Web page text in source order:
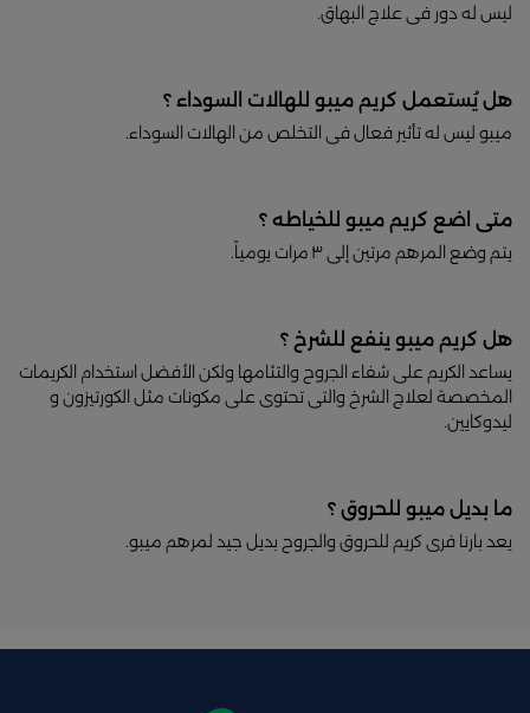
ليس له دور فى علاج البهاق.
هل يُستعمل كريم ميبو للهالات السوداء ؟
ميبو ليس له تأثير فعال فى التخلص من الهالات السوداء.
متى اضع كريم ميبو للخياطه ؟
يتم وضع المرهم مرتين إلى ٣ مرات يومياً.
هل كريم ميبو ينفع للشرخ ؟
يساعد الكريم على شفاء الجروح والتئامها ولكن الأفضل استخدام الكريمات
المخصصة لعلاج الشرخ والتى تحتوى على مكونات مثل الكورتيزون و
ليدوكايين.
ما بديل ميبو للحروق ؟
يعد بارنا فرى كريم للحروق والجروح بديل جيد لمرهم ميبو.